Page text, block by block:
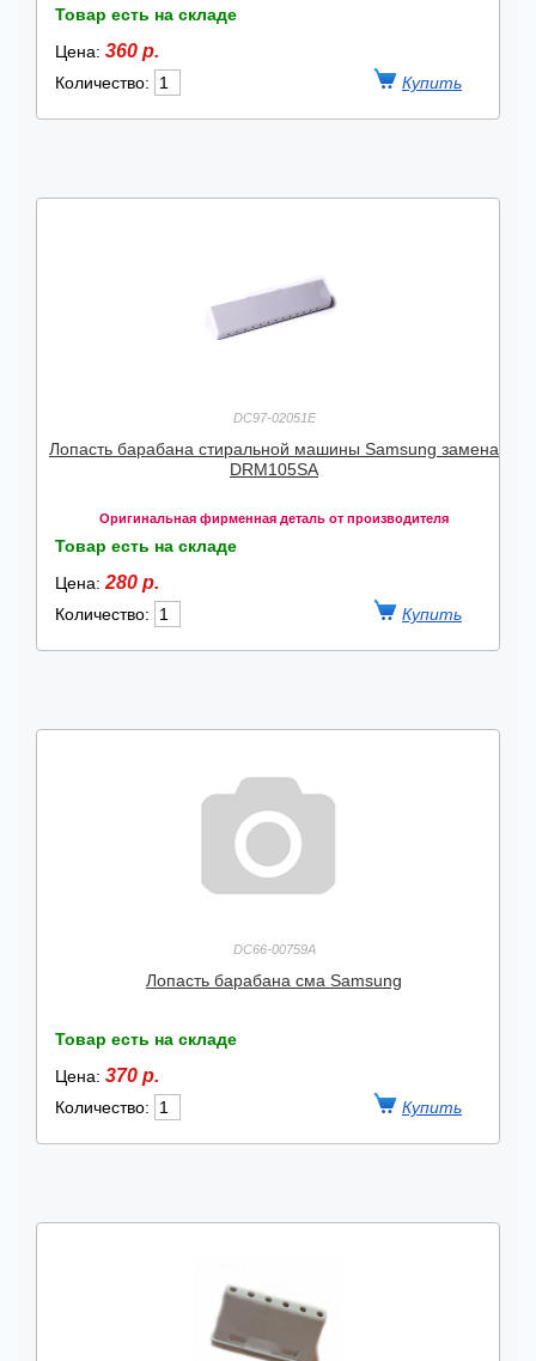
Товар есть на складе
Цена: 360 р.
Количество:
DC97-02051E
Лопасть барабана стиральной машины Samsung замена
DRM105SA
Оригинальная фирменная деталь от производителя
Товар есть на складе
Цена: 280 р.
Количество:
DC66-00759A
Лопасть барабана сма Samsung
Товар есть на складе
Цена: 370 р.
Количество: